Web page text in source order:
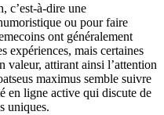
c’est-à-dire une
ou pour faire
ont généralement
expériences, mais certaines
valeur, attirant ainsi l’attention
maximus semble suivre
en ligne active qui discute de
uniques.